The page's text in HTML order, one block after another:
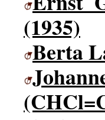
(1935)
Berta